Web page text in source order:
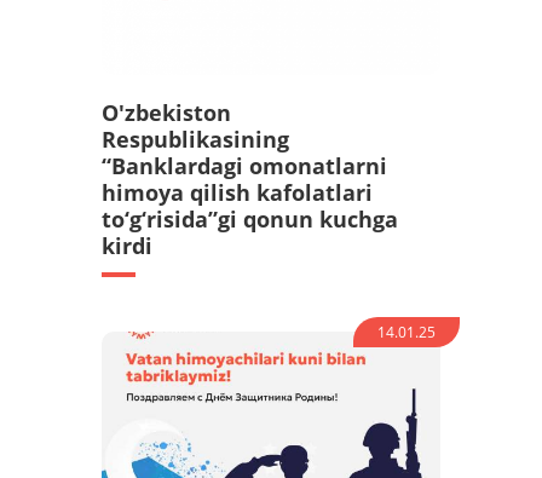
O'zbekiston
Respublikasining
“Banklardagi omonatlarni
himoya qilish kafolatlari
to‘g‘risida”gi qonun kuchga
kirdi
14.01.25